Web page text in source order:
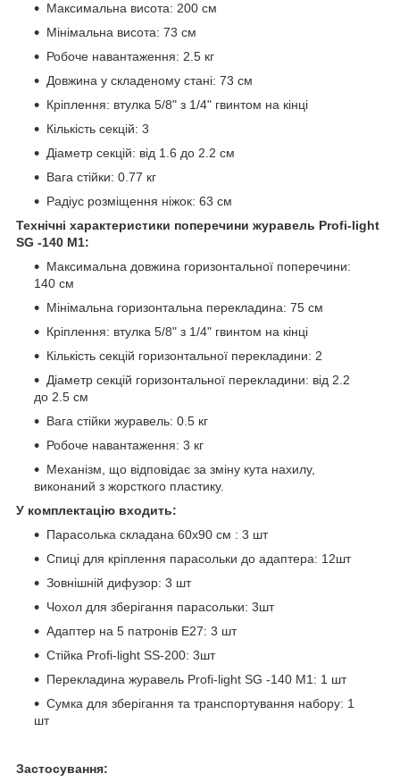
Максимальна висота: 200 см
Мінімальна висота: 73 см
Робоче навантаження: 2.5 кг
Довжина у складеному стані: 73 см
Кріплення: втулка 5/8" з 1/4" гвинтом на кінці
Кількість секцій: 3
Діаметр секцій: від 1.6 до 2.2 см
Вага стійки: 0.77 кг
Радіус розміщення ніжок: 63 см
Технічні характеристики поперечини журавель Profi-light
SG -140 M1:
Максимальна довжина горизонтальної поперечини:
140 см
Мінімальна горизонтальна перекладина: 75 см
Кріплення: втулка 5/8" з 1/4" гвинтом на кінці
Кількість секцій горизонтальної перекладини: 2
Діаметр секцій горизонтальної перекладини: від 2.2
до 2.5 см
Вага стійки журавель: 0.5 кг
Робоче навантаження: 3 кг
Механізм, що відповідає за зміну кута нахилу,
виконаний з жорсткого пластику.
У комплектацію входить:
Парасолька складана 60х90 см : 3 шт
Спиці для кріплення парасольки до адаптера: 12шт
Зовнішній дифузор: 3 шт
Чохол для зберігання парасольки: 3шт
Адаптер на 5 патронів E27: 3 шт
Стійка Profi-light SS-200: 3шт
Перекладина журавель Profi-light SG -140 M1: 1 шт
Сумка для зберігання та транспортування набору: 1
шт
Застосування: